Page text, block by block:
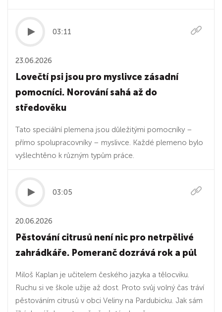
03:11
23.06.2026
Lovečtí psi jsou pro myslivce zásadní
pomocníci. Norování sahá až do
středověku
Tato speciální plemena jsou důležitými pomocníky –
přímo spolupracovníky – myslivce. Každé plemeno bylo
vyšlechtěno k různým typům práce.
03:05
20.06.2026
Pěstování citrusů není nic pro netrpělivé
zahrádkáře. Pomeranč dozrává rok a půl
Miloš Kaplan je učitelem českého jazyka a tělocviku.
Ruchu si ve škole užije až dost. Proto svůj volný čas tráví
pěstováním citrusů v obci Veliny na Pardubicku. Jak sám